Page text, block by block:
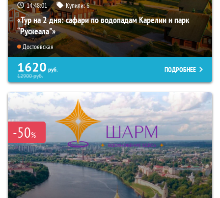
14:48:00 Купили:6
«Тур на 2 дня: сафари по водопадам Карелии и парк
“Рускеала"»
Достоевская
1620 руб.
12900руб.
ПОДРОБНЕЕ
-50%